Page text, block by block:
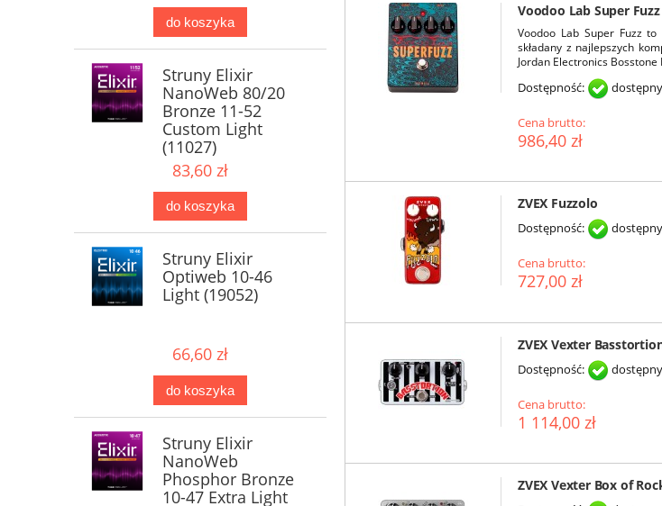
do koszyka
Struny Elixir
NanoWeb 80/20
Bronze 11-52
Custom Light
(11027)
83,60 zł
do koszyka
Struny Elixir
Optiweb 10-46
Light (19052)
66,60 zł
do koszyka
Struny Elixir
NanoWeb
Phosphor Bronze
10-47 Extra Light
Voodoo Lab Super Fuzz
Voodoo Lab Super Fuzz
składany z najlepszych
Jordan Electronics Bosstone
Dostępność: dostępny
Cena brutto:
986,40 zł
ZVEX Fuzzolo
Dostępność: dostępny
Cena brutto:
727,00 zł
ZVEX Vexter
Dostępność: dostępny
Cena brutto:
1 114,00 zł
ZVEX Vexter Box of